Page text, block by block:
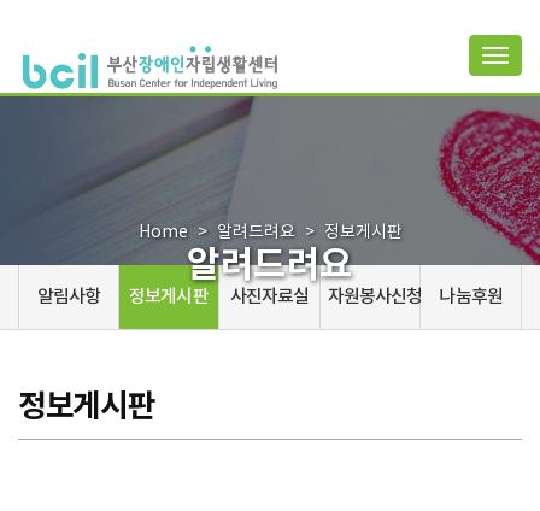
알려드려요
Home 알려드려요 정보게시판
알림사항 정보게시판 사진자료실 자원봉사신청 나눔후원
정보게시판